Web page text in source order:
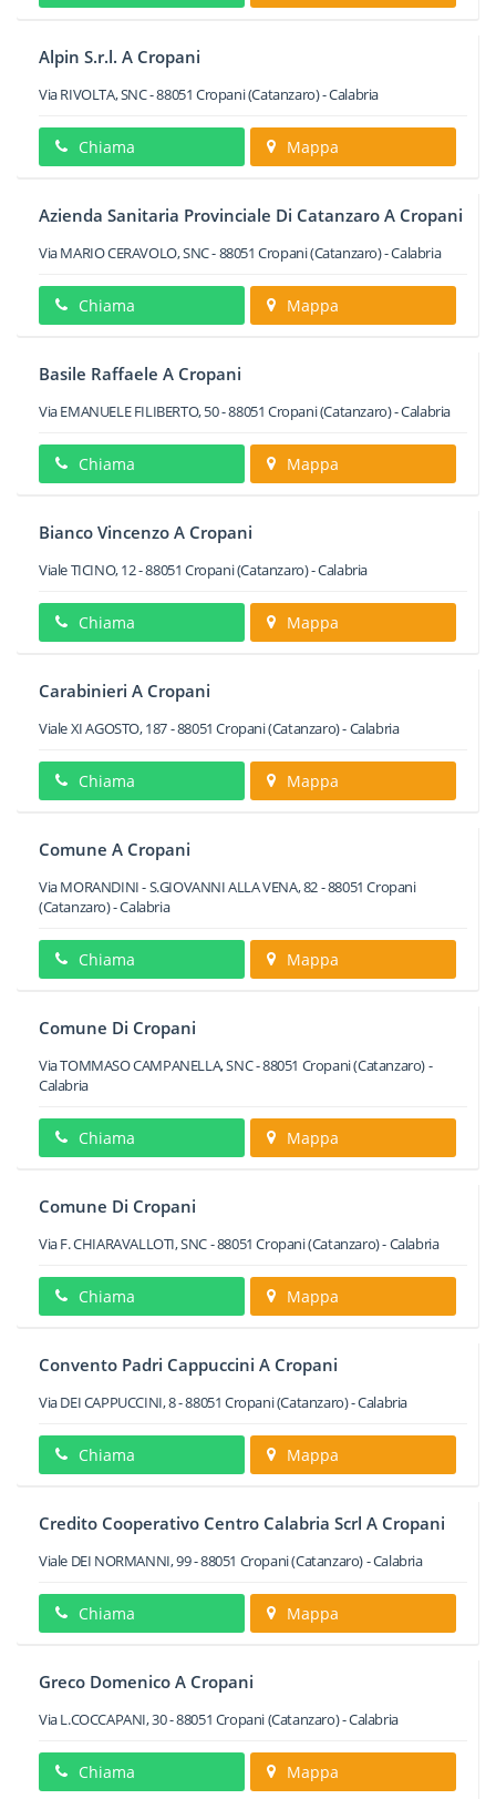
Alpin S.r.l. A Cropani
Via RIVOLTA, SNC-88051 Cropani(Catanzaro) -Calabria
Chiama Mappa
Azienda Sanitaria Provinciale Di Catanzaro A Cropani
Via MARIO CERAVOLO, SNC-88051 Cropani(Catanzaro) -Calabria
Chiama Mappa
Basile Raffaele A Cropani
Via EMANUELE FILIBERTO, 50-88051 Cropani(Catanzaro) -Calabria
Chiama Mappa
Bianco Vincenzo A Cropani
Viale TICINO, 12-88051 Cropani(Catanzaro) -Calabria
Chiama Mappa
Carabinieri A Cropani
Viale XI AGOSTO, 187-88051 Cropani(Catanzaro) -Calabria
Chiama Mappa
Comune A Cropani
Via MORANDINI - S.GIOVANNI ALLA VENA, 82-88051 Cropani
(Catanzaro) -Calabria
Chiama Mappa
Comune Di Cropani
Via TOMMASO CAMPANELLA, SNC-88051 Cropani(Catanzaro) -
Calabria
Chiama Mappa
Comune Di Cropani
Via F. CHIARAVALLOTI, SNC-88051 Cropani(Catanzaro) -Calabria
Chiama Mappa
Convento Padri Cappuccini A Cropani
Via DEI CAPPUCCINI, 8-88051 Cropani(Catanzaro) -Calabria
Chiama Mappa
Credito Cooperativo Centro Calabria Scrl A Cropani
Viale DEI NORMANNI, 99-88051 Cropani(Catanzaro) -Calabria
Chiama Mappa
Greco Domenico A Cropani
Via L.COCCAPANI, 30-88051 Cropani(Catanzaro) -Calabria
Chiama Mappa